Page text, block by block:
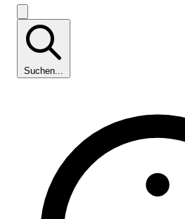
Suchen...